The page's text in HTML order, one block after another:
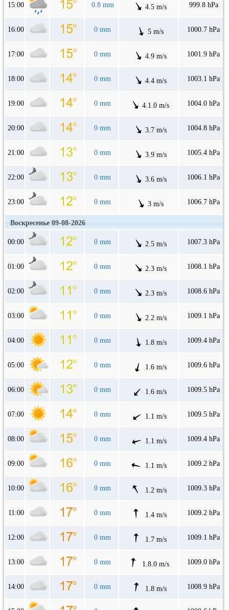
15:00 0.8 mm 4.5 m/s 999.8 hPa
16:00 0 mm 5 m/s 1000.7 hPa
17:00 0 mm 4.9 m/s 1001.9 hPa
18:00 0 mm 4.4 m/s 1003.1 hPa
19:00 0 mm 4.1.0 m/s 1004.0 hPa
20:00 0 mm 3.7 m/s 1004.8 hPa
21:00 0 mm 3.9 m/s 1005.4 hPa
22:00 0 mm 3.6 m/s 1006.1 hPa
23:00 0 mm 3 m/s 1006.7 hPa
Воскресенье 09-08-2026
00:00 0 mm 2.5 m/s 1007.3 hPa
01:00 0 mm 2.3 m/s 1008.1 hPa
02:00 0 mm 2.3 m/s 1008.6 hPa
03:00 0 mm 2.2 m/s 1009.1 hPa
04:00 0 mm 1.8 m/s 1009.4 hPa
05:00 0 mm 1.6 m/s 1009.6 hPa
06:00 0 mm 1.6 m/s 1009.5 hPa
07:00 0 mm 1.1 m/s 1009.5 hPa
08:00 0 mm 1.1 m/s 1009.4 hPa
09:00 0 mm 1.1 m/s 1009.2 hPa
10:00 0 mm 1.2 m/s 1009.3 hPa
11:00 0 mm 1.4 m/s 1009.2 hPa
12:00 0 mm 1.7 m/s 1009.1 hPa
13:00 0 mm 1.8.0 m/s 1009.0 hPa
14:00 0 mm 1.8 m/s 1008.9 hPa